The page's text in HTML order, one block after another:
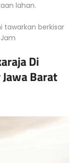
lahan.
tawarkan berkisar
Di
Barat